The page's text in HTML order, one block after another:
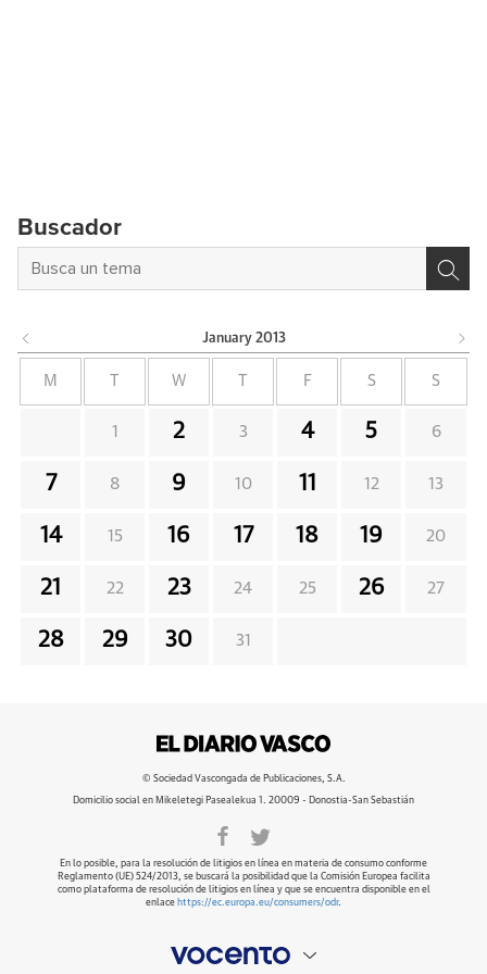
Buscador
January 2013
M W F S S
1 2 3 4 5 6
7 8 9 10 11 12 13
14 15 16 17 18 19 20
21 22 23 24 25 26 27
28 29 30 31
© Sociedad Vascongada de Publicaciones, S.A.
Domicilio social en Mikeletegi Pasealekua 1. 20009 - Donostia-San Sebastián
En lo posible, para la resolución de litigios en línea en materia de consumo conforme
Reglamento (UE) 524/2013, se buscará la posibilidad que la Comisión Europea facilita
como plataforma de resolución de litigios en línea y que se encuentra disponible en el
enlace https://ec.europa.eu/consumers/odr.